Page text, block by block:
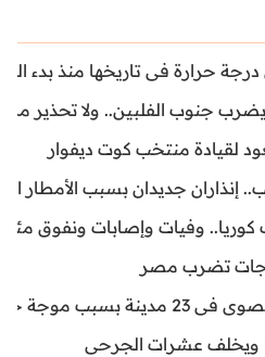
حرارة في تاريخها منذ بدء
لقيادة منتخب كوت ديفوار
إنذاران جديدان بسبب الأمطار
وفيات وإصابات ونفوق مئات
موجة حر شديدة
ويخلف عشرات الجرحى